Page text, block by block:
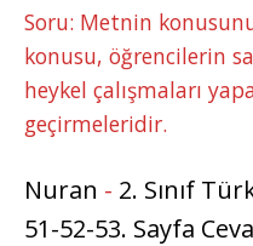
Soru: Metnin
konusu, öğrencilerin
heykel çalışmaları
geçirmeleridir.
Nuran - 2. Sınıf
51-52-53. Sayfa